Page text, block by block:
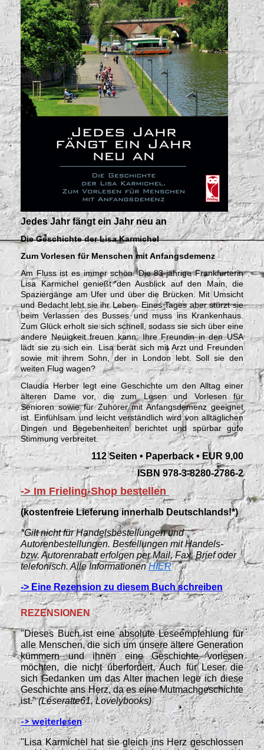
Jedes Jahr fängt ein Jahr neu an
Die Geschichte der Lisa Karmichel
Zum Vorlesen für Menschen mit Anfangsdemenz
Am Fluss ist es immer schön. Die 83-jährige Frankfurterin
Lisa Karmichel genießt den Ausblick auf den Main, die
Spaziergänge am Ufer und über die Brücken. Mit Umsicht
und Bedacht lebt sie ihr Leben. Eines Tages aber stürzt sie
beim Verlassen des Busses und muss ins Krankenhaus.
Zum Glück erholt sie sich schnell, sodass sie sich über eine
andere Neuigkeit freuen kann: Ihre Freundin in den USA
lädt sie zu sich ein. Lisa berät sich mit Arzt und Freunden
sowie mit ihrem Sohn, der in London lebt. Soll sie den
weiten Flug wagen?
Claudia Herber legt eine Geschichte um den Alltag einer
älteren Dame vor, die zum Lesen und Vorlesen für
Senioren sowie für Zuhörer mit Anfangsdemenz geeignet
ist. Einfühlsam und leicht verständlich wird von alltäglichen
Dingen und Begebenheiten berichtet und spürbar gute
Stimmung verbreitet.
112 Seiten • Paperback • EUR 9,00
ISBN 978-3-8280-2786-2
-> Im Frieling-Shop bestellen
(kostenfreie Lieferung innerhalb Deutschlands!*)
*Gilt nicht für Handelsbestellungen und
Autorenbestellungen. Bestellungen mit Handels-
bzw. Autorenrabatt erfolgen per Mail, Fax, Brief oder
telefonisch. Alle InformationenHIER
-> Eine Rezension zu diesem Buch schreiben
REZENSIONEN
"Dieses Buch ist eine absolute Leseempfehlung für
alle Menschen, die sich um unsere ältere Generation
kümmern und ihnen eine Geschichte vorlesen
möchten, die nicht überfordert. Auch für Leser die
sich Gedanken um das Alter machen lege ich diese
Geschichte ans Herz, da es eine Mutmachgeschichte
ist."(Leseratte61, Lovelybooks)
-> weiterlesen
"Lisa Karmichel hat sie gleich ins Herz geschlossen